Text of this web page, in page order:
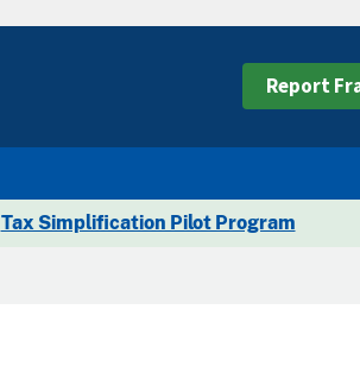
Report
Tax Simplification Pilot Program